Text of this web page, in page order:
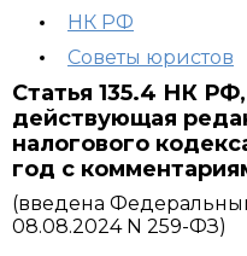
НК РФ
Советы юристов
Статья 135.4 НК РФ,
действующая
налогового
год с
(введена
08.08.2024 N 259-ФЗ)